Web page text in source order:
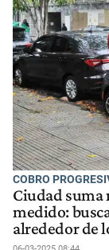
COBRO
Ciudad suma
medido:
alrededor de